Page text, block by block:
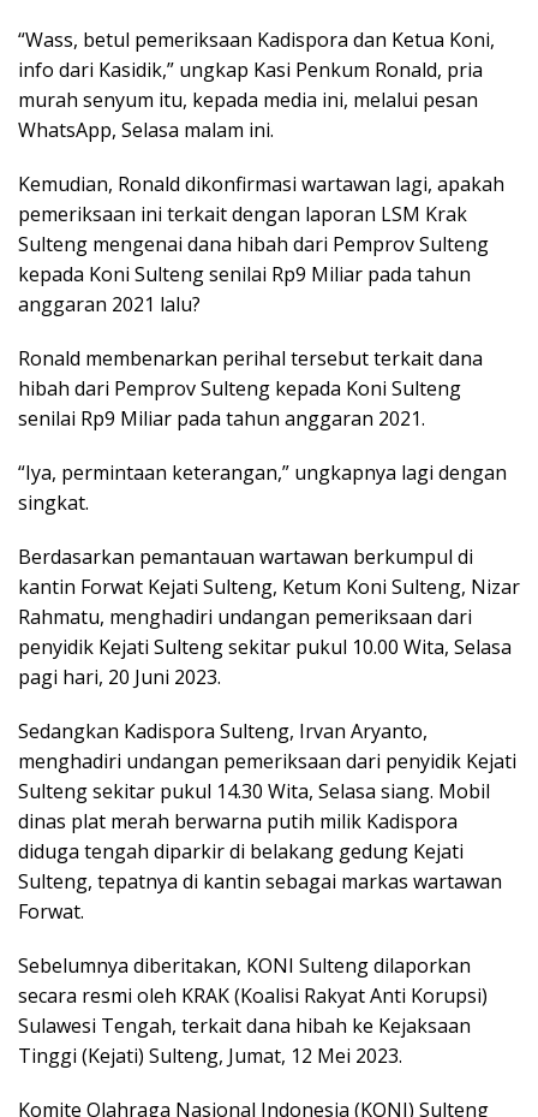
“Wass, betul pemeriksaan Kadispora dan Ketua Koni,
info dari Kasidik,” ungkap Kasi Penkum Ronald, pria
murah senyum itu, kepada media ini, melalui pesan
WhatsApp, Selasa malam ini.
Kemudian, Ronald dikonfirmasi wartawan lagi, apakah
pemeriksaan ini terkait dengan laporan LSM Krak
Sulteng mengenai dana hibah dari Pemprov Sulteng
kepada Koni Sulteng senilai Rp9 Miliar pada tahun
anggaran 2021 lalu?
Ronald membenarkan perihal tersebut terkait dana
hibah dari Pemprov Sulteng kepada Koni Sulteng
senilai Rp9 Miliar pada tahun anggaran 2021.
“Iya, permintaan keterangan,” ungkapnya lagi dengan
singkat.
Berdasarkan pemantauan wartawan berkumpul di
kantin Forwat Kejati Sulteng, Ketum Koni Sulteng, Nizar
Rahmatu, menghadiri undangan pemeriksaan dari
penyidik Kejati Sulteng sekitar pukul 10.00 Wita, Selasa
pagi hari, 20 Juni 2023.
Sedangkan Kadispora Sulteng, Irvan Aryanto,
menghadiri undangan pemeriksaan dari penyidik Kejati
Sulteng sekitar pukul 14.30 Wita, Selasa siang. Mobil
dinas plat merah berwarna putih milik Kadispora
diduga tengah diparkir di belakang gedung Kejati
Sulteng, tepatnya di kantin sebagai markas wartawan
Forwat.
Sebelumnya diberitakan, KONI Sulteng dilaporkan
secara resmi oleh KRAK (Koalisi Rakyat Anti Korupsi)
Sulawesi Tengah, terkait dana hibah ke Kejaksaan
Tinggi (Kejati) Sulteng, Jumat, 12 Mei 2023.
Komite Olahraga Nasional Indonesia (KONI) Sulteng